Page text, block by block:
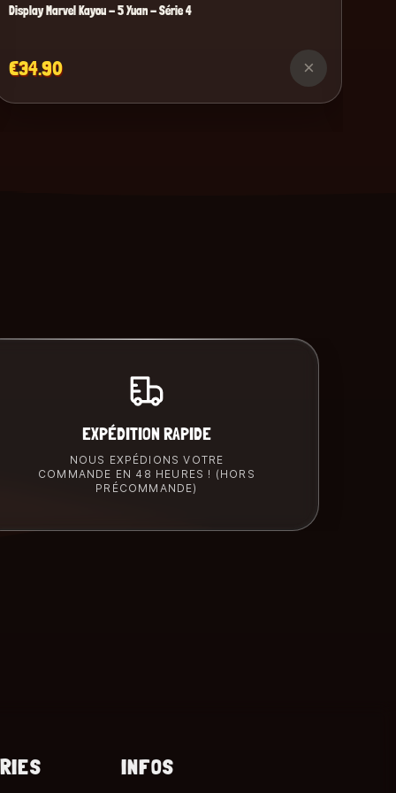
Display Marvel Kayou - 5 Yuan - Série 4
€34.90 ×
EXPÉDITION RAPIDE
NOUS EXPÉDIONS VOTRE
COMMANDE EN 48 HEURES ! (HORS
PRÉCOMMANDE)
INFOS